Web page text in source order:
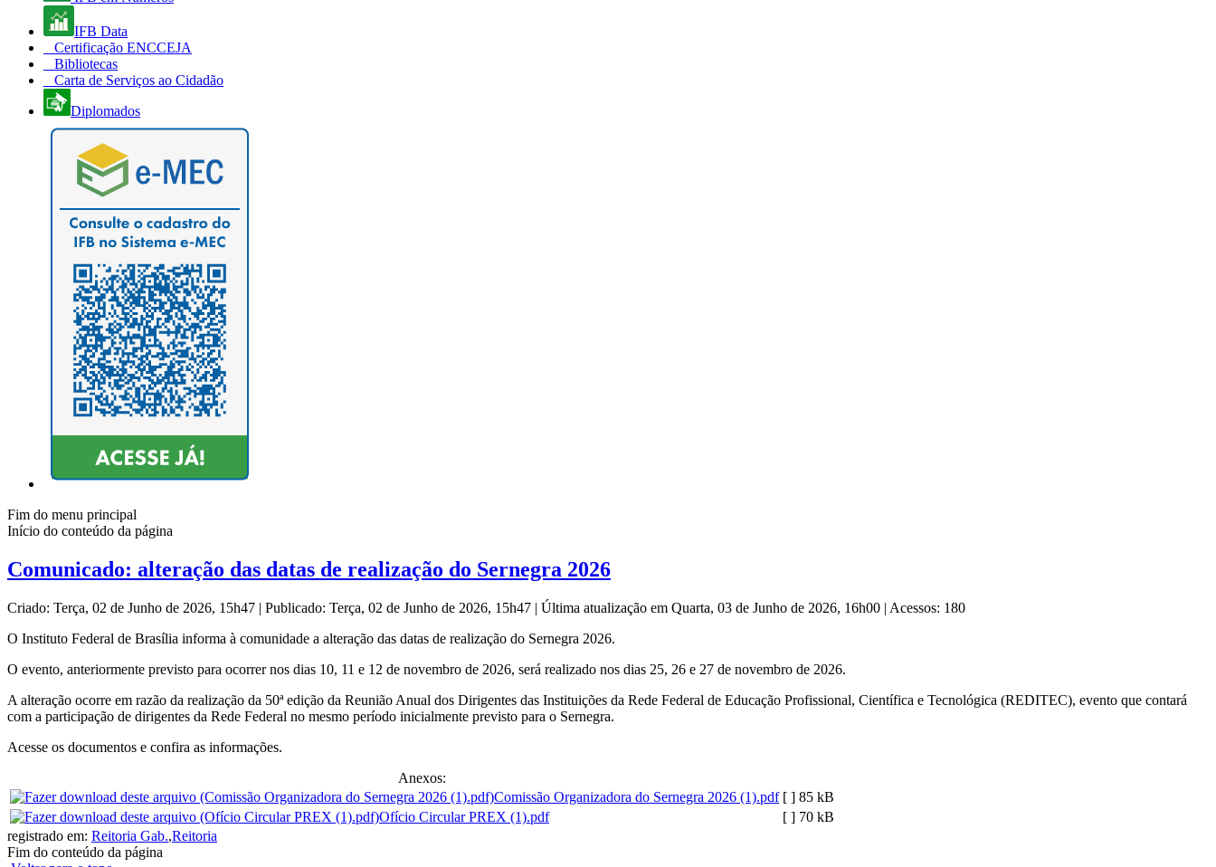
IFB Data
Certificação ENCCEJA
Bibliotecas
Carta de Serviços ao Cidadão
Diplomados
Fim do menu principal
Início do conteúdo da página
Comunicado: alteração das datas de realização do Sernegra 2026
Criado: Terça, 02 de Junho de 2026, 15h47 | Publicado: Terça, 02 de Junho de 2026, 15h47 | Última atualização em Quarta, 03 de Junho de 2026, 16h00 | Acessos: 180
O Instituto Federal de Brasília informa à comunidade a alteração das datas de realização do Sernegra 2026.
O evento, anteriormente previsto para ocorrer nos dias 10, 11 e 12 de novembro de 2026, será realizado nos dias 25, 26 e 27 de novembro de 2026.
A alteração ocorre em razão da realização da 50ª edição da Reunião Anual dos Dirigentes das Instituições da Rede Federal de Educação Profissional, Científica e Tecnológica (REDITEC), evento que contará
com a participação de dirigentes da Rede Federal no mesmo período inicialmente previsto para o Sernegra.
Acesse os documentos e confira as informações.
Anexos:
Comissão Organizadora do Sernegra 2026 (1).pdf [ ] 85 kB
Ofício Circular PREX (1).pdf
[ ] 70 kB
registrado em: Reitoria Gab.,Reitoria
Fim do conteúdo da página